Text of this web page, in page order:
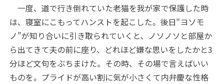
一度、道で行き倒れていた老猫を我が家で保護した時
は、寝室にこもってハンストを起こした。後日“ヨソモ
ノ”が知り合いに引き取られていくと、ノソノソと部屋か
ら出てきて夫の前に座り、どれほど嫌な思いをしたかと3
分ほど文句をぶちまけた。その時、その場で言えばいい
ものを。プライドが高い割に気が小さくて内弁慶な性格